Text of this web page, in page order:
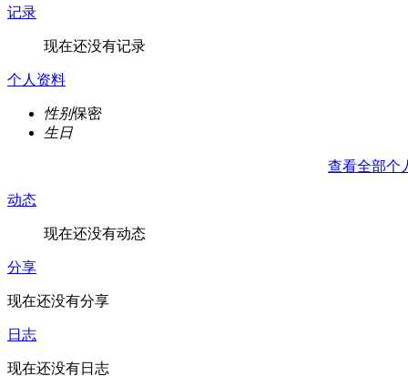
记录
现在还没有记录
个人资料
性别保密
生日
查看全部个
动态
现在还没有动态
分享
现在还没有分享
日志
现在还没有日志